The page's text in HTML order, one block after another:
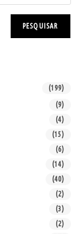
PESQUISAR
(199)
(9)
(4)
(15)
(6)
(14)
(40)
(2)
(3)
(2)